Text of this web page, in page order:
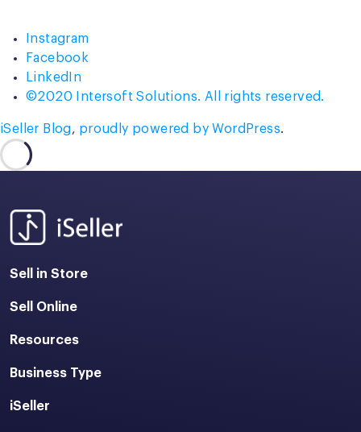
Instagram
Facebook
LinkedIn
©2020 Intersoft Solutions. All rights reserved.
iSeller Blog, proudly powered by WordPress.
Sell in Store
Sell Online
Resources
Business Type
iSeller